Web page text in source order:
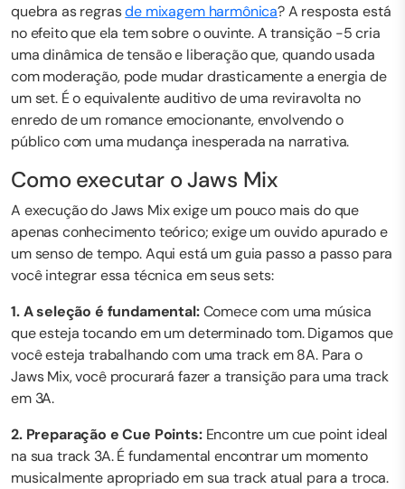
quebra as regrasde mixagem harmônica? A resposta está
no efeito que ela tem sobre o ouvinte. A transição -5 cria
uma dinâmica de tensão e liberação que, quando usada
com moderação, pode mudar drasticamente a energia de
um set. É o equivalente auditivo de uma reviravolta no
enredo de um romance emocionante, envolvendo o
público com uma mudança inesperada na narrativa.
Como executar o Jaws Mix
A execução do Jaws Mix exige um pouco mais do que
apenas conhecimento teórico; exige um ouvido apurado e
um senso de tempo. Aqui está um guia passo a passo para
você integrar essa técnica em seus sets:
1. A seleção é fundamental:Comece com uma música
que esteja tocando em um determinado tom. Digamos que
você esteja trabalhando com uma track em 8A. Para o
Jaws Mix, você procurará fazer a transição para uma track
em 3A.
2. Preparação e Cue Points:Encontre um cue point ideal
na sua track 3A. É fundamental encontrar um momento
musicalmente apropriado em sua track atual para a troca.